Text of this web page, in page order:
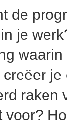
de
je
raken
voor?